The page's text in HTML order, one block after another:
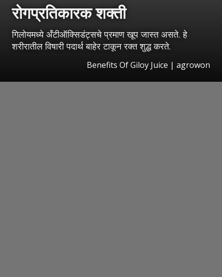
रोगप्रतिकारक शक्ती
गिलोयमध्ये अँटीऑक्सिडंट्सचे प्रमाण खूप जास्त असते. हे
शरीरातील विषारी पदार्थ बाहेर टाकून रक्त शुद्ध करते.
Benefits Of Giloy Juice | agrowon